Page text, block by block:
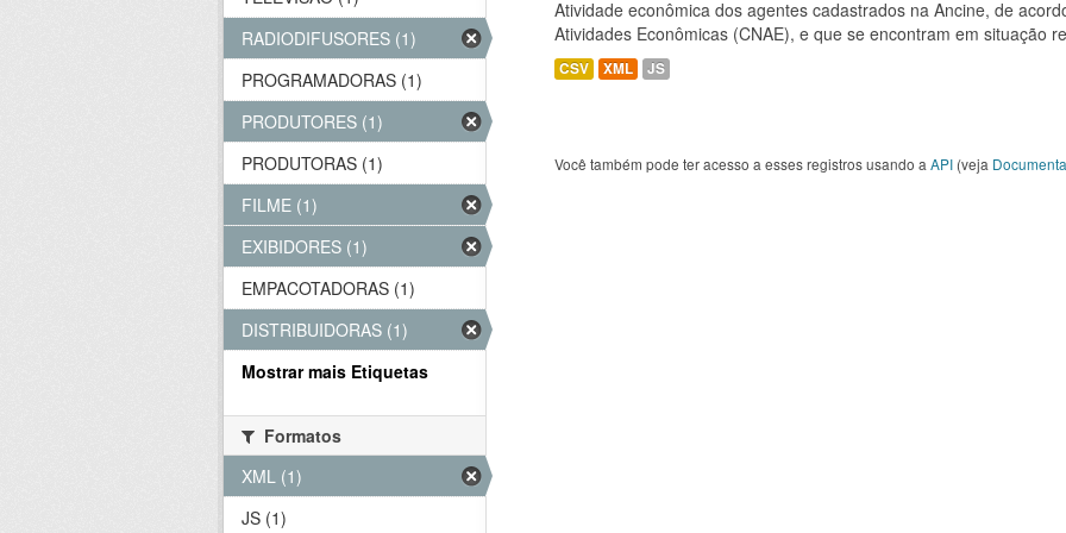
Atividade econômica dos agentes cadastrados na Ancine, de
Atividades Econômicas (CNAE), e que se encontram em situação
CSV XML JS
Você também pode ter acesso a esses registros usando a API (veja
RADIODIFUSORES (1)
PROGRAMADORAS (1)
PRODUTORES (1)
PRODUTORAS (1)
FILME (1)
EXIBIDORES (1)
EMPACOTADORAS (1)
DISTRIBUIDORAS (1)
Mostrar mais Etiquetas
Formatos
XML (1)
JS (1)